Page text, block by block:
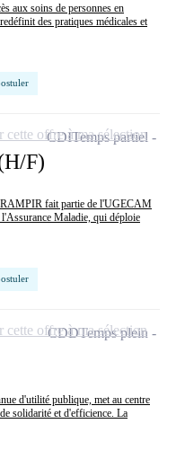
aux soins de personnes en
des pratiques médicales et
F)
fait partie de l'UGECAM
l'Assurance Maladie, qui déploie
CDITemps partiel
cette offre à ma sélection
d'utilité publique, met au centre
solidarité et d'efficience. La
CDDTemps plein
cette offre à ma sélection